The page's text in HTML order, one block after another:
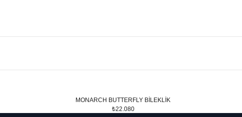
MONARCH BUTTERFLY BİLEKLİK
₺22.080